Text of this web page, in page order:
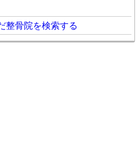
整骨院を検索する